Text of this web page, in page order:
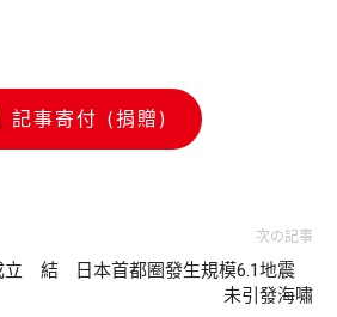
記事寄付 (捐贈)
立 結
次の記事
日本首都圈發生規模6.1地震
未引發海嘯